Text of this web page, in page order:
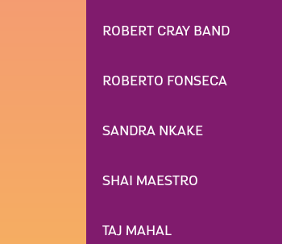
ROBERT CRAY BAND
ROBERTO FONSECA
SANDRA NKAKE
SHAI MAESTRO
TAJ MAHAL